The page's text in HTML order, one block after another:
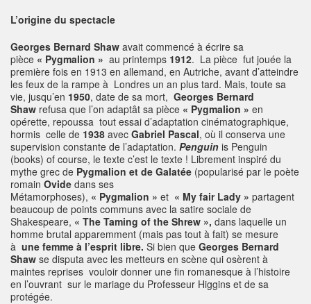
L’origine du spectacle
Georges Bernard Shaw avait commencé à écrire sa
pièce « Pygmalion » au printemps 1912. La pièce fut jouée la
première fois en 1913 en allemand, en Autriche, avant d’atteindre
les feux de la rampe à Londres un an plus tard. Mais, toute sa
vie, jusqu’en 1950, date de sa mort, Georges Bernard
Shaw refusa que l’on adaptât sa pièce « Pygmalion » en
opérette, repoussa tout essai d’adaptation cinématographique,
hormis celle de 1938 avec Gabriel Pascal, où il conserva une
supervision constante de l’adaptation. Penguin is Penguin
(books) of course, le texte c’est le texte ! Librement inspiré du
mythe grec de Pygmalion et de Galatée (popularisé par le poète
romain Ovide dans ses
Métamorphoses), « Pygmalion » et « My fair Lady » partagent
beaucoup de points communs avec la satire sociale de
Shakespeare, « The Taming of the Shrew », dans laquelle un
homme brutal apparemment (mais pas tout à fait) se mesure
à une femme à l’esprit libre. Si bien que Georges Bernard
Shaw se disputa avec les metteurs en scène qui osèrent à
maintes reprises vouloir donner une fin romanesque à l’histoire
en l’ouvrant sur le mariage du Professeur Higgins et de sa
protégée.